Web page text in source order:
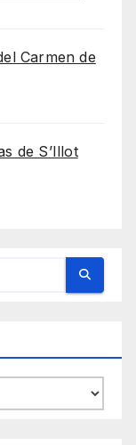
Carmen de
de S’Illot